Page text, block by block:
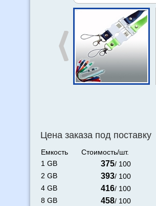
Цена заказа под поставку
Емкость
Стоимость/шт.
1 GB
375/ 100
2 GB
393/ 100
4 GB
416/ 100
8 GB
458/ 100